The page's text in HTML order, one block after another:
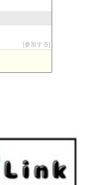
参加する